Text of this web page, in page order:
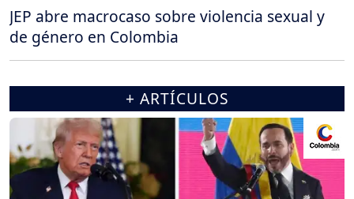
JEP abre macrocaso sobre violencia sexual y
de género en Colombia
+ ARTÍCULOS